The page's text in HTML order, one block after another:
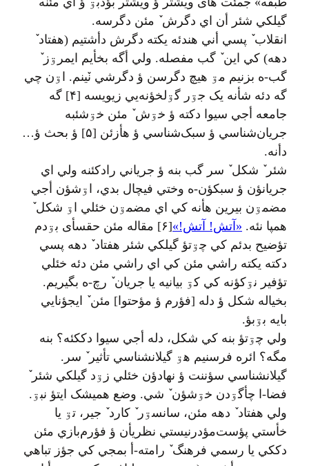
گيلکي شئر أن اي دگرش ٚ مئن دگرسه.
انقلاب ٚ پسي أني هندئه يکته دگرش دأشتيم (هفتاد ٚ
دهه) کي اين ٚ گب مفصله. ولي أگه بخأيم ايمرۊز ٚ
گب-ه بزنيم مۊ هيچ دگرسن ؤ دگرشي نٚينم. اۊن چي
گه دئه شأنه يک جۊر گۊلخؤنه‌يي زيويسه [۴] گه
جامعه أجي سيوا دکته ؤ خۊش ٚ مئن خۊشئبه
جريان‌شناسي ؤ سبک‌شناسي ؤ هأزئن [۵] ؤ بحث ؤ…
دأنه.
شئر ٚ شکل ٚ سر گب بنه ؤ جرياني رادکئنه ولي اي
جريانؤن ؤ سبکؤن-ه وختي فيچال بدي، اۊشؤن أجي
مضمۊن بيرين هأنه کي اي مضمۊن خئلي اۊ شکل ٚ
همپا نئه. «آتش! آتش!»
[۶] مقاله مئن حقسأی بۊدم
تؤضيح بدئم کي چۊتؤ گيلکي شئر هفتاد ٚ دهه پسي
دکته يکته راشي مئن کي اي راشي مئن دئه خئلي
تؤفير نۊکؤنه کي کۊ بيانيه يا جريان ٚ رچ-ه بگيريم.
بخياله شکل ؤ دله [فؤرم ؤ مؤحتوا] مئن ٚ ايجؤنايي
بايه بۊبؤ.
ولي چۊتؤ بنه کي شکل، دله أجي سيوا دککئه؟ بنه
مگه؟ ائره فرسنيم هۊ گيلانشناسي تأثير ٚ سر.
گيلانشناسي سؤننت ؤ نهادؤن خئلي زۊد گيلکي شئر ٚ
فضا-ا چأگۊدن خۊشؤن ٚ شي. وضع هميشک ايتؤ نبۊ.
ولي هفتاد ٚ دهه مئن، سانسۊر ٚ کارد ٚ جير، تۊ يا
خأستي پؤست‌مؤدرنيستي نظريأن ؤ فؤرم‌بازي مئن
دککي یا رسمي فرهنگ ٚ رامته-أ بمجي کي جؤز تباهي